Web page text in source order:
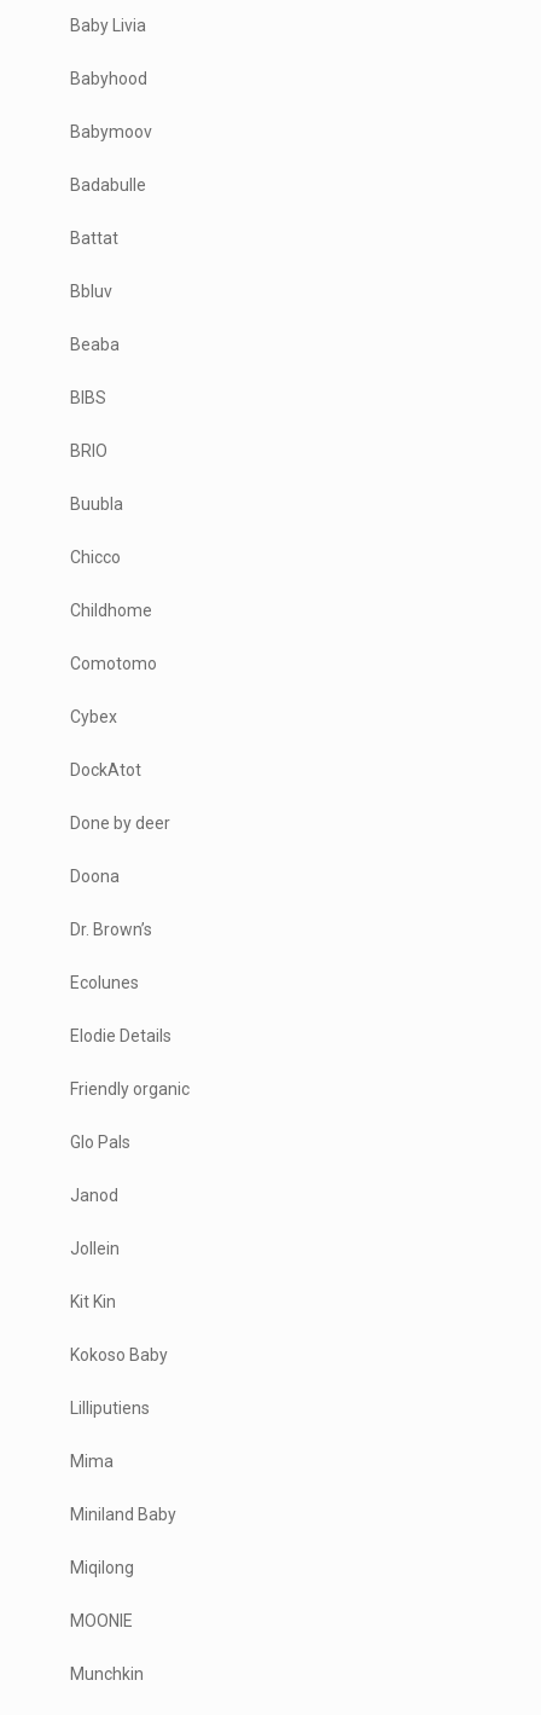
Baby Livia
Babyhood
Babymoov
Badabulle
Battat
Bbluv
Beaba
BIBS
BRIO
Buubla
Chicco
Childhome
Comotomo
Cybex
DockAtot
Done by deer
Doona
Dr. Brown’s
Ecolunes
Elodie Details
Friendly organic
Glo Pals
Janod
Jollein
Kit Kin
Kokoso Baby
Lilliputiens
Mima
Miniland Baby
Miqilong
MOONIE
Munchkin